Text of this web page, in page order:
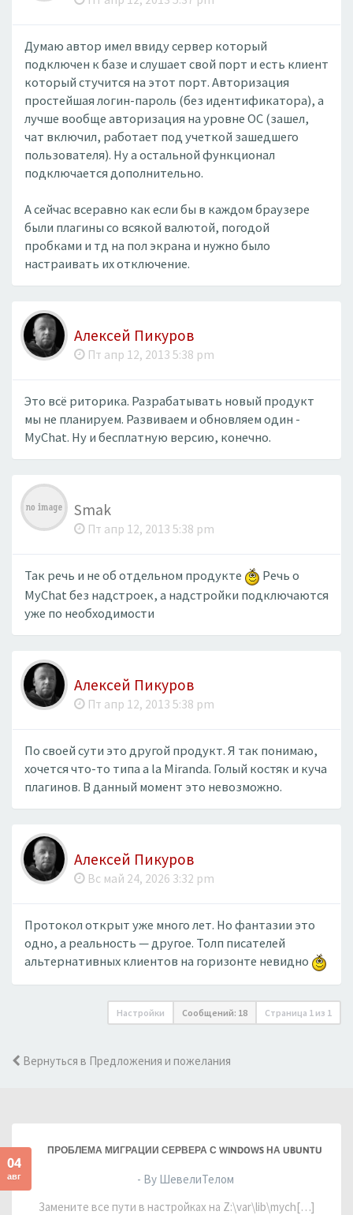
Думаю автор имел ввиду сервер который
подключен к базе и слушает свой порт и есть клиент
который стучится на этот порт. Авторизация
простейшая логин-пароль (без идентификатора), а
лучше вообще авторизация на уровне ОС (зашел,
чат включил, работает под учеткой зашедшего
пользователя). Ну а остальной функционал
подключается дополнительно.
А сейчас всеравно как если бы в каждом браузере
были плагины со всякой валютой, погодой
пробками и тд на пол экрана и нужно было
настраивать их отключение.
Алексей Пикуров
Пт апр 12, 2013 5:38 pm
Это всё риторика. Разрабатывать новый продукт
мы не планируем. Развиваем и обновляем один -
MyChat. Ну и бесплатную версию, конечно.
Smak
Пт апр 12, 2013 5:38 pm
Так речь и не об отдельном продукте
Речь о
MyChat без надстроек, а надстройки подключаются
уже по необходимости
Алексей Пикуров
Пт апр 12, 2013 5:38 pm
По своей сути это другой продукт. Я так понимаю,
хочется что-то типа a la Miranda. Голый костяк и куча
плагинов. В данный момент это невозможно.
Алексей Пикуров
Вс май 24, 2026 3:32 pm
Протокол открыт уже много лет. Но фантазии это
одно, а реальность — другое. Толп писателей
альтернативных клиентов на горизонте невидно
Настройки Сообщений: 18 Страница 1 из 1
Вернуться в Предложения и пожелания
04
авг
ПРОБЛЕМА МИГРАЦИИ СЕРВЕРА С WINDOWS НА UBUNTU
- By ШевелиТелом
Замените все пути в настройках на Z:\var\lib\mych[…]